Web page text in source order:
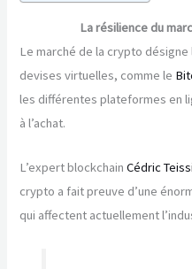
La résilience du
Le marché de la crypto
devises virtuelles, comme le
les différentes plateformes en
à l’achat.
L’expert blockchainCédric
crypto a fait preuve d’une
qui affectent actuellement